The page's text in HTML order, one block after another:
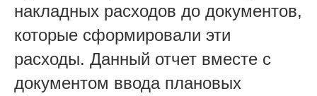
накладных расходов до документов,
которые сформировали эти
расходы. Данный отчет вместе с
документом ввода плановых